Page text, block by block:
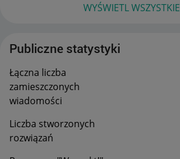
WYŚWIETL WSZYSTKIE
Publiczne statystyki
Łączna liczba
zamieszczonych
wiadomości
Liczba stworzonych
rozwiązań